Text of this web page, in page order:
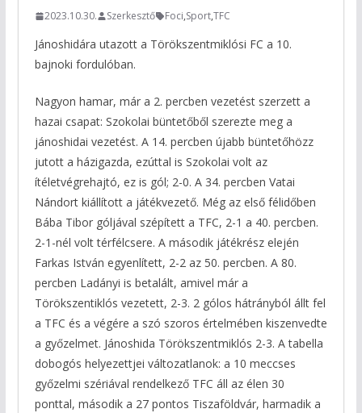
2023.10.30. Szerkesztő Foci,Sport,TFC
Jánoshidára utazott a Törökszentmiklósi FC a 10.
bajnoki fordulóban.
Nagyon hamar, már a 2. percben vezetést szerzett a
hazai csapat: Szokolai büntetőből szerezte meg a
jánoshidai vezetést. A 14. percben újabb büntetőhözz
jutott a házigazda, ezúttal is Szokolai volt az
ítéletvégrehajtó, ez is gól; 2-0. A 34. percben Vatai
Nándort kiállított a játékvezető. Még az első félidőben
Bába Tibor góljával szépített a TFC, 2-1 a 40. percben.
2-1-nél volt térfélcsere. A második játékrész elején
Farkas István egyenlített, 2-2 az 50. percben. A 80.
percben Ladányi is betalált, amivel már a
Törökszentiklós vezetett, 2-3. 2 gólos hátrányból állt fel
a TFC és a végére a szó szoros értelmében kiszenvedte
a győzelmet. Jánoshida Törökszentmiklós 2-3. A tabella
dobogós helyezettjei változatlanok: a 10 meccses
győzelmi szériával rendelkező TFC áll az élen 30
ponttal, második a 27 pontos Tiszaföldvár, harmadik a